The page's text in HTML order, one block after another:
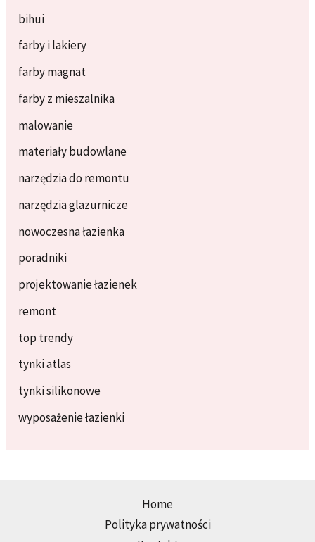
bihui
farby i lakiery
farby magnat
farby z mieszalnika
malowanie
materiały budowlane
narzędzia do remontu
narzędzia glazurnicze
nowoczesna łazienka
poradniki
projektowanie łazienek
remont
top trendy
tynki atlas
tynki silikonowe
wyposażenie łazienki
Home
Polityka prywatności